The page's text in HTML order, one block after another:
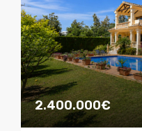
2.400.000€